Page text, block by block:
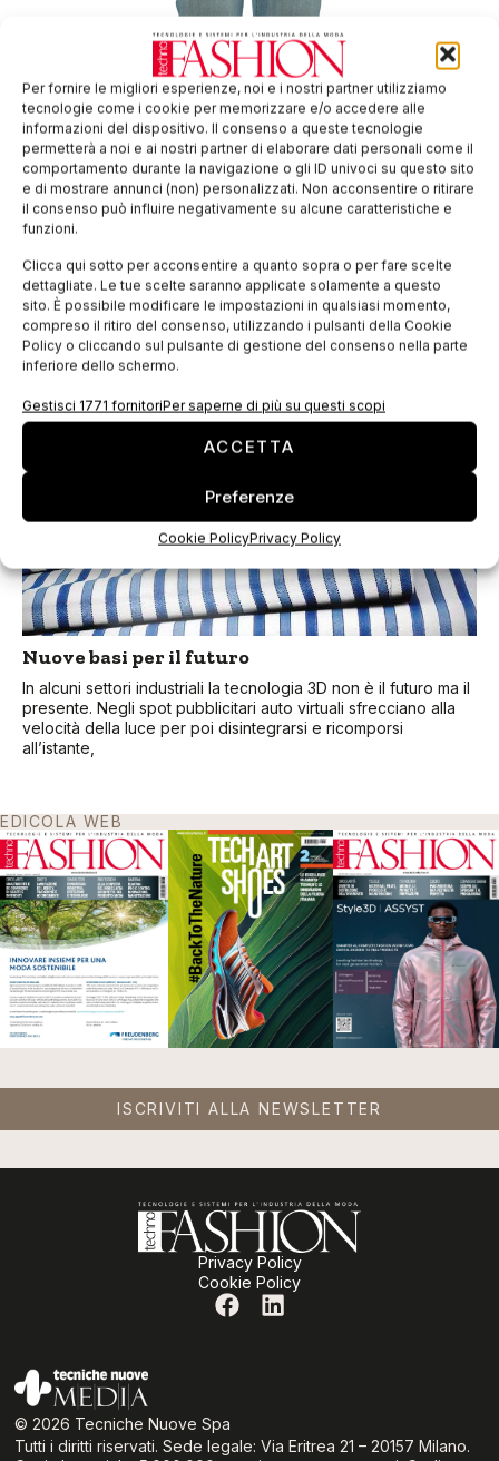
Per fornire le migliori esperienze, noi e i nostri partner utilizziamo
tecnologie come i cookie per memorizzare e/o accedere alle
informazioni del dispositivo. Il consenso a queste tecnologie
permetterà a noi e ai nostri partner di elaborare dati personali come il
comportamento durante la navigazione o gli ID univoci su questo sito
e di mostrare annunci (non) personalizzati. Non acconsentire o ritirare
il consenso può influire negativamente su alcune caratteristiche e
funzioni.
Clicca qui sotto per acconsentire a quanto sopra o per fare scelte
dettagliate. Le tue scelte saranno applicate solamente a questo
sito. È possibile modificare le impostazioni in qualsiasi momento,
compreso il ritiro del consenso, utilizzando i pulsanti della Cookie
Policy o cliccando sul pulsante di gestione del consenso nella parte
inferiore dello schermo.
Gestisci 1771 fornitoriPer saperne di più su questi scopi
ACCETTA
Preferenze
Cookie PolicyPrivacy Policy
3D per creare sinergie in tutto il processo
produttivo
L’industria del fashion e luxury sta vivendo una vera e propria
rivoluzione grazie alla tecnologia 3D. I software “real to life”
rendono oggi possibile la verifica immediata della vestibilità
di
Nuove basi per il futuro
In alcuni settori industriali la tecnologia 3D non è il futuro ma il
presente. Negli spot pubblicitari auto virtuali sfrecciano alla
velocità della luce per poi disintegrarsi e ricomporsi
all’istante,
EDICOLA WEB
ISCRIVITI ALLA NEWSLETTER
Privacy Policy
Cookie Policy
© 2026 Tecniche Nuove Spa
Tutti i diritti riservati. Sede legale: Via Eritrea 21 – 20157 Milano.